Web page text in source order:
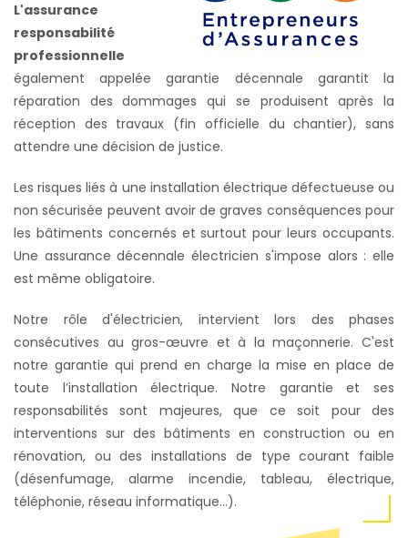
L'assurance
responsabilité
professionnelle
également appelée garantie décennale garantit la
réparation des dommages qui se produisent après la
réception des travaux (fin officielle du chantier), sans
attendre une décision de justice.
Les risques liés à une installation électrique défectueuse ou
non sécurisée peuvent avoir de graves conséquences pour
les bâtiments concernés et surtout pour leurs occupants.
Une assurance décennale électricien s'impose alors : elle
est même obligatoire.
Notre rôle d'électricien, intervient lors des phases
consécutives au gros-œuvre et à la maçonnerie. C'est
notre garantie qui prend en charge la mise en place de
toute l’installation électrique. Notre garantie et ses
responsabilités sont majeures, que ce soit pour des
interventions sur des bâtiments en construction ou en
rénovation, ou des installations de type courant faible
(désenfumage, alarme incendie, tableau, électrique,
téléphonie, réseau informatique…).